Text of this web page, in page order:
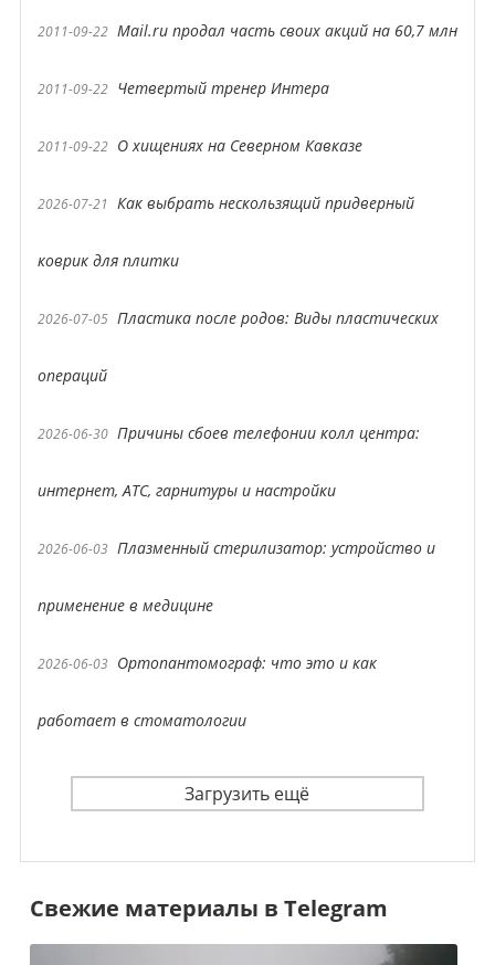
2011-09-22 Mail.ru продал часть своих акций на 60,7 млн
2011-09-22 Четвертый тренер Интера
2011-09-22 О хищениях на Северном Кавказе
2026-07-21 Как выбрать нескользящий придверный
коврик для плитки
2026-07-05 Пластика после родов: Виды пластических
операций
2026-06-30 Причины сбоев телефонии колл центра:
интернет, АТС, гарнитуры и настройки
2026-06-03 Плазменный стерилизатор: устройство и
применение в медицине
2026-06-03 Ортопантомограф: что это и как
работает в стоматологии
Загрузить ещё
Свежие материалы в Telegram